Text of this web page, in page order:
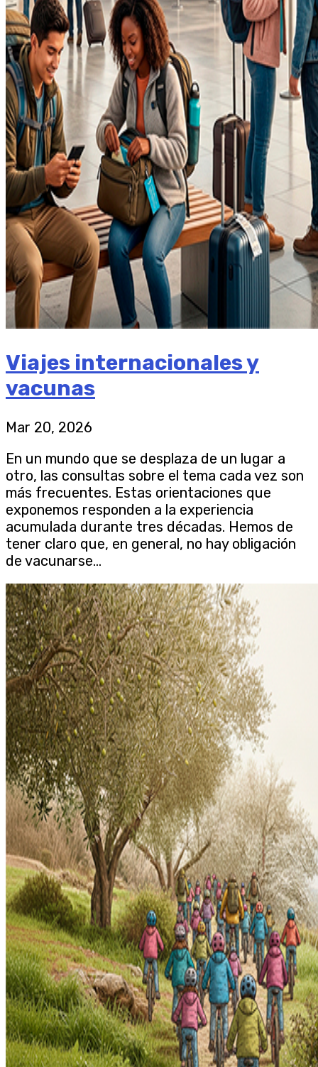
Viajes internacionales y
vacunas
Mar 20, 2026
En un mundo que se desplaza de un lugar a
otro, las consultas sobre el tema cada vez son
más frecuentes. Estas orientaciones que
exponemos responden a la experiencia
acumulada durante tres décadas. Hemos de
tener claro que, en general, no hay obligación
de vacunarse...